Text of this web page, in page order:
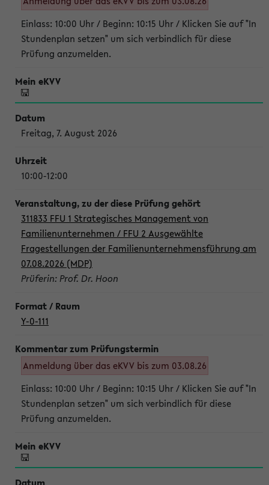
Einlass: 10:00 Uhr / Beginn: 10:15 Uhr / Klicken Sie auf "In
Stundenplan setzen" um sich verbindlich für diese
Prüfung anzumelden.
Freitag, 7. August 2026
10:00-12:00
311833 FFU 1 Strategisches Management von
Familienunternehmen / FFU 2 Ausgewählte
Fragestellungen der Familienunternehmensführung am
07.08.2026 (MDP)
Prüferin: Prof. Dr. Hoon
Y-0-111
Anmeldung über das eKVV bis zum 03.08.26
Einlass: 10:00 Uhr / Beginn: 10:15 Uhr / Klicken Sie auf "In
Stundenplan setzen" um sich verbindlich für diese
Prüfung anzumelden.